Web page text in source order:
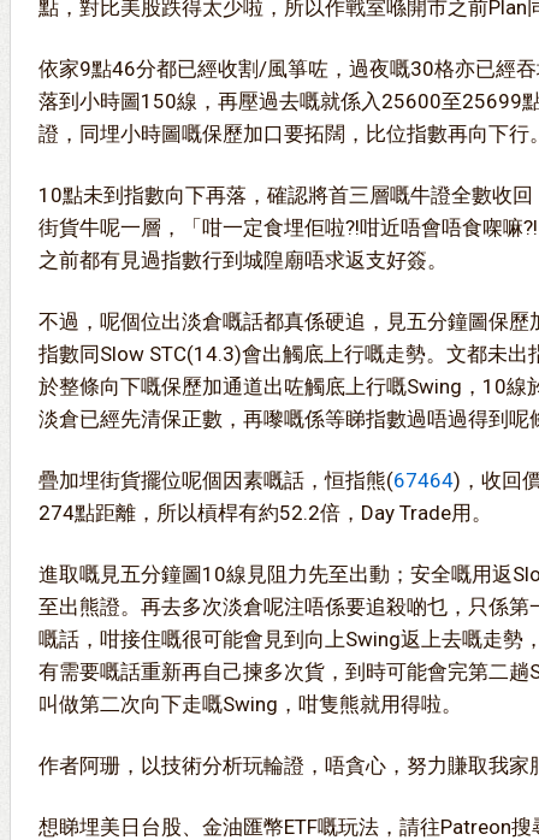
點，對比美股跌得太少啦，所以作戰室喺開市之前Plan
依家9點46分都已經收割/風箏咗，過夜嘅30格亦已經
落到小時圖150線，再壓過去嘅就係入25600至25699
證，同埋小時圖嘅保歷加口要拓闊，比位指數再向下行
10點未到指數向下再落，確認將首三層嘅牛證全數收
街貨牛呢一層，「咁一定食埋佢啦?!咁近唔會唔食㗎嘛
之前都有見過指數行到城隍廟唔求返支好簽。
不過，呢個位出淡倉嘅話都真係硬追，見五分鐘圖保歷
指數同Slow STC(14.3)會出觸底上行嘅走勢。文都未出
於整條向下嘅保歷加通道出咗觸底上行嘅Swing，10線
淡倉已經先清保正數，再嚟嘅係等睇指數過唔過得到呢
疊加埋街貨擺位呢個因素嘅話，恒指熊(67464)，收回
274點距離，所以槓桿有約52.2倍，Day Trade用。
進取嘅見五分鐘圖10線見阻力先至出動；安全嘅用返
至出熊證。再去多次淡倉呢注唔係要追殺啲乜，只係第
嘅話，咁接住嘅很可能會見到向上Swing返上去嘅走勢
有需要嘅話重新再自己揀多次貨，到時可能會完第二
叫做第二次向下走嘅Swing，咁隻熊就用得啦。
想睇埋美日台股、金油匯幣ETF嘅玩法，請往Patreon